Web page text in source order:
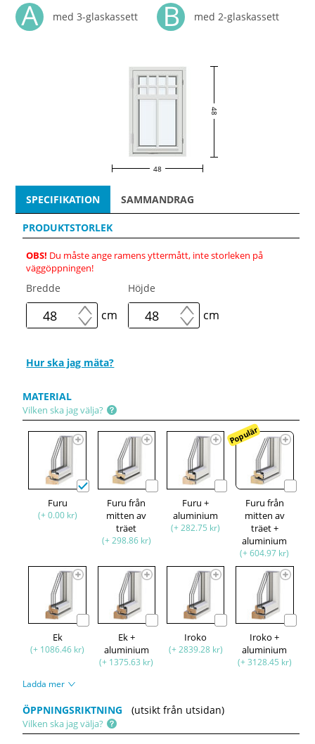
med 3-glaskassett med 2-glaskassett
48
48
SPECIFIKATION SAMMANDRAG
PRODUKTSTORLEK
OBS! Du måste ange ramens yttermått, inte storleken på
väggöppningen!
Bredde
cm
Höjde
cm
Hur ska jag mäta?
MATERIAL
Vilken ska jag välja?
Furu
(+ 0.00 kr)
Furu från
mitten av
träet
(+ 298.86 kr)
Furu +
aluminium
(+ 282.75 kr)
Populär
Furu från
mitten av
träet +
aluminium
(+ 604.97 kr)
Ek
(+ 1086.46 kr)
Ek +
aluminium
(+ 1375.63 kr)
Iroko
(+ 2839.28 kr)
Iroko +
aluminium
(+ 3128.45 kr)
Ladda mer
ÖPPNINGSRIKTNING (utsikt från utsidan)
Vilken ska jag välja?